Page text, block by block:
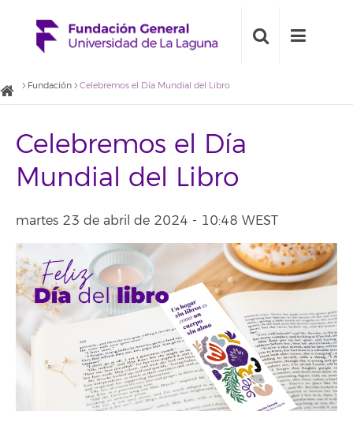
Fundación Celebremos el Día Mundial del Libro
Celebremos el Día
Mundial del Libro
martes 23 de abril de 2024 - 10:48 WEST